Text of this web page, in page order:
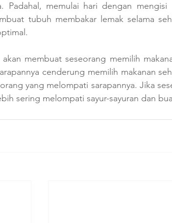
Padahal, memulai hari dengan
tubuh membakar lemak selama
akan membuat seseorang memilih
cenderung memilih makanan
yang melompati sarapannya. Jika
sering melompati sayur-sayuran dan